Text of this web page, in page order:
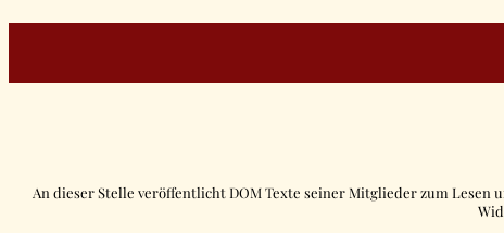
An dieser Stelle veröffentlicht DOM Texte seiner Mitglieder zum Lesen